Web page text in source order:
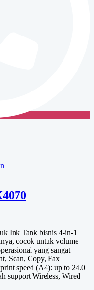
Ink Tank bisnis 4-in-1
cocok untuk volume
yang sangat
Scan, Copy, Fax
speed (A4): up to 24.0
support Wireless, Wired